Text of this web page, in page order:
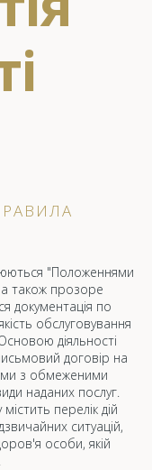
"Положеннями
а також прозоре
документація по
обслуговування
діяльності
договір на
з обмеженими
наданих послуг.
перелік дій
ситуацій,
особи, якій